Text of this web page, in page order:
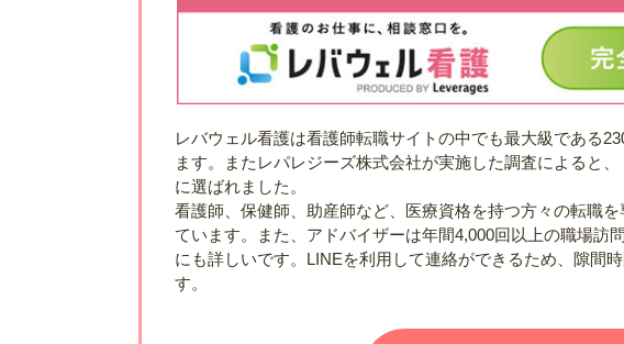
レバウェル看護は看護師転職サイトの中でも最大級である
ます。またレパレジーズ株式会社が実施した調査によると
に選ばれました。
看護師、保健師、助産師など、医療資格を持つ方々の転職
ています。また、アドバイザーは年間4,000回以上の職場訪
にも詳しいです。LINEを利用して連絡ができるため、隙間
す。